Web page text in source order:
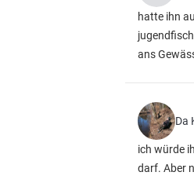
hatte ihn
ans
Da
ich würde
darf. Aber